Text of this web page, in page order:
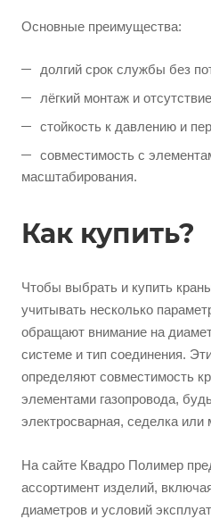
Основные преимущества:
долгий срок службы без
лёгкий монтаж и
стойкость к давлению и
совместимость с
масштабирования.
Как купить?
Чтобы выбрать и купить
учитывать несколько
обращают внимание на
системе и тип соединения.
определяют совместимость
элементами газопровода,
электросварная, седелка или
На сайте Квадро Полимер
ассортимент изделий,
диаметров и условий